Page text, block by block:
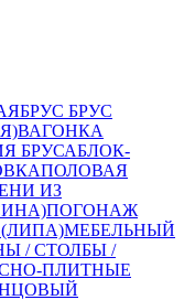
БРУС БРУС
ВАГОНКА
БРУСАБЛОК-
ПОЛОВАЯ
ИЗ
ПОГОНАЖ
МЕБЕЛЬНЫЙ
/ СТОЛБЫ /
ПЛИТНЫЕ